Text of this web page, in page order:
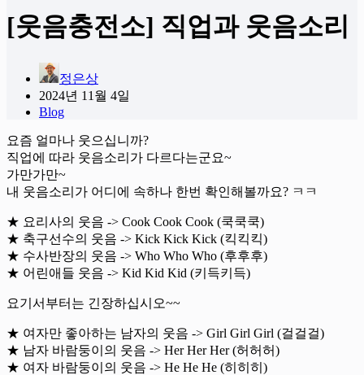
[웃음충전소] 직업과 웃음소리
정은상
2024년 11월 4일
Blog
요즘 얼마나 웃으십니까?
직업에 따라 웃음소리가 다르다는군요~
가만가만~
내 웃음소리가 어디에 속하나 한번 확인해볼까요? ㅋㅋ
★ 요리사의 웃음 -> Cook Cook Cook (쿡쿡쿡)
★ 축구선수의 웃음 -> Kick Kick Kick (킥킥킥)
★ 수사반장의 웃음 -> Who Who Who (후후후)
★ 어린애들 웃음 -> Kid Kid Kid (키득키득)
요기서부터는 긴장하십시오~~
★ 여자만 좋아하는 남자의 웃음 -> Girl Girl Girl (걸걸걸)
★ 남자 바람둥이의 웃음 -> Her Her Her (허허허)
★ 여자 바람둥이의 웃음 -> He He He (히히히)